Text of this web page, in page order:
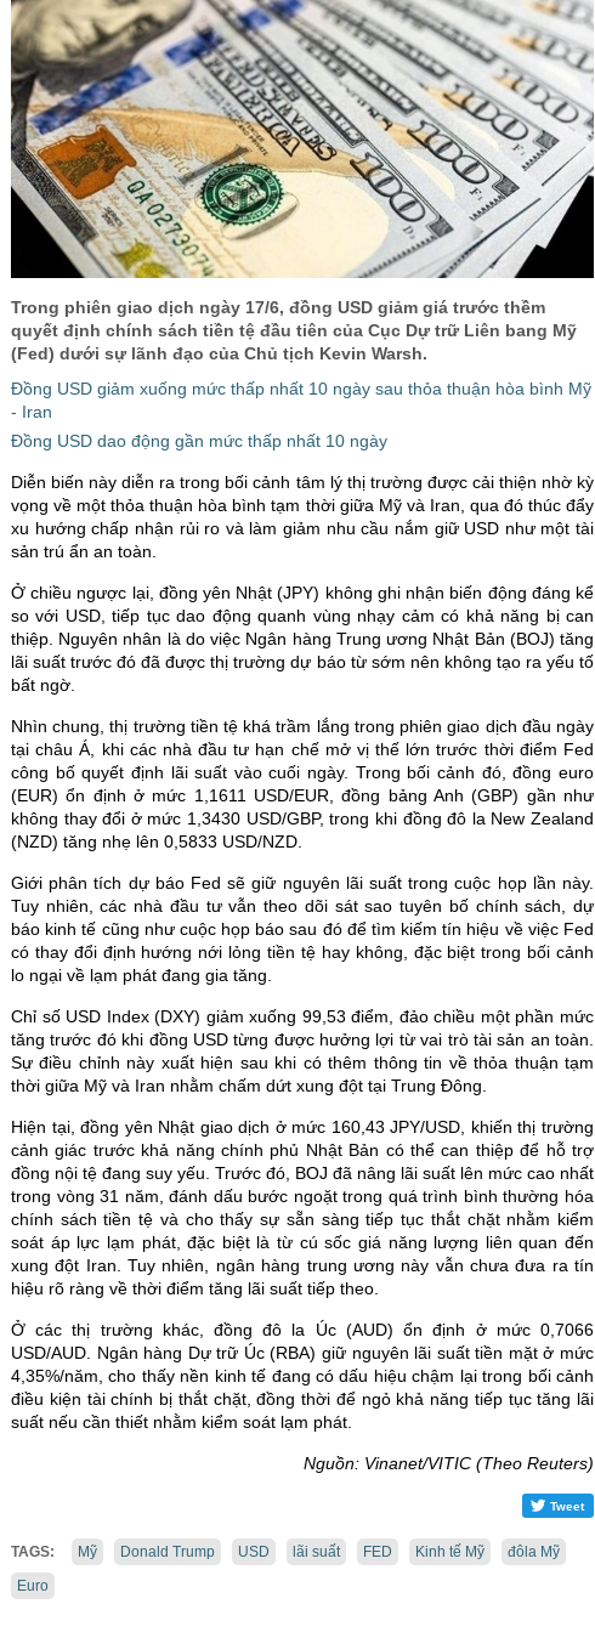
Trong phiên giao dịch ngày 17/6, đồng USD giảm giá trước thềm
quyết định chính sách tiền tệ đầu tiên của Cục Dự trữ Liên bang Mỹ
(Fed) dưới sự lãnh đạo của Chủ tịch Kevin Warsh.
Đồng USD giảm xuống mức thấp nhất 10 ngày sau thỏa thuận hòa bình Mỹ
- Iran
Đồng USD dao động gần mức thấp nhất 10 ngày
Diễn biến này diễn ra trong bối cảnh tâm lý thị trường được cải thiện nhờ kỳ
vọng về một thỏa thuận hòa bình tạm thời giữa Mỹ và Iran, qua đó thúc đẩy
xu hướng chấp nhận rủi ro và làm giảm nhu cầu nắm giữ USD như một tài
sản trú ẩn an toàn.
Ở chiều ngược lại, đồng yên Nhật (JPY) không ghi nhận biến động đáng kể
so với USD, tiếp tục dao động quanh vùng nhạy cảm có khả năng bị can
thiệp. Nguyên nhân là do việc Ngân hàng Trung ương Nhật Bản (BOJ) tăng
lãi suất trước đó đã được thị trường dự báo từ sớm nên không tạo ra yếu tố
bất ngờ.
Nhìn chung, thị trường tiền tệ khá trầm lắng trong phiên giao dịch đầu ngày
tại châu Á, khi các nhà đầu tư hạn chế mở vị thế lớn trước thời điểm Fed
công bố quyết định lãi suất vào cuối ngày. Trong bối cảnh đó, đồng euro
(EUR) ổn định ở mức 1,1611 USD/EUR, đồng bảng Anh (GBP) gần như
không thay đổi ở mức 1,3430 USD/GBP, trong khi đồng đô la New Zealand
(NZD) tăng nhẹ lên 0,5833 USD/NZD.
Giới phân tích dự báo Fed sẽ giữ nguyên lãi suất trong cuộc họp lần này.
Tuy nhiên, các nhà đầu tư vẫn theo dõi sát sao tuyên bố chính sách, dự
báo kinh tế cũng như cuộc họp báo sau đó để tìm kiếm tín hiệu về việc Fed
có thay đổi định hướng nới lỏng tiền tệ hay không, đặc biệt trong bối cảnh
lo ngại về lạm phát đang gia tăng.
Chỉ số USD Index (DXY) giảm xuống 99,53 điểm, đảo chiều một phần mức
tăng trước đó khi đồng USD từng được hưởng lợi từ vai trò tài sản an toàn.
Sự điều chỉnh này xuất hiện sau khi có thêm thông tin về thỏa thuận tạm
thời giữa Mỹ và Iran nhằm chấm dứt xung đột tại Trung Đông.
Hiện tại, đồng yên Nhật giao dịch ở mức 160,43 JPY/USD, khiến thị trường
cảnh giác trước khả năng chính phủ Nhật Bản có thể can thiệp để hỗ trợ
đồng nội tệ đang suy yếu. Trước đó, BOJ đã nâng lãi suất lên mức cao nhất
trong vòng 31 năm, đánh dấu bước ngoặt trong quá trình bình thường hóa
chính sách tiền tệ và cho thấy sự sẵn sàng tiếp tục thắt chặt nhằm kiểm
soát áp lực lạm phát, đặc biệt là từ cú sốc giá năng lượng liên quan đến
xung đột Iran. Tuy nhiên, ngân hàng trung ương này vẫn chưa đưa ra tín
hiệu rõ ràng về thời điểm tăng lãi suất tiếp theo.
Ở các thị trường khác, đồng đô la Úc (AUD) ổn định ở mức 0,7066
USD/AUD. Ngân hàng Dự trữ Úc (RBA) giữ nguyên lãi suất tiền mặt ở mức
4,35%/năm, cho thấy nền kinh tế đang có dấu hiệu chậm lại trong bối cảnh
điều kiện tài chính bị thắt chặt, đồng thời để ngỏ khả năng tiếp tục tăng lãi
suất nếu cần thiết nhằm kiểm soát lạm phát.
Nguồn: Vinanet/VITIC (Theo Reuters)
Tweet
TAGS: Mỹ Donald Trump USD lãi suất FED Kinh tế Mỹ
đôla Mỹ
Euro